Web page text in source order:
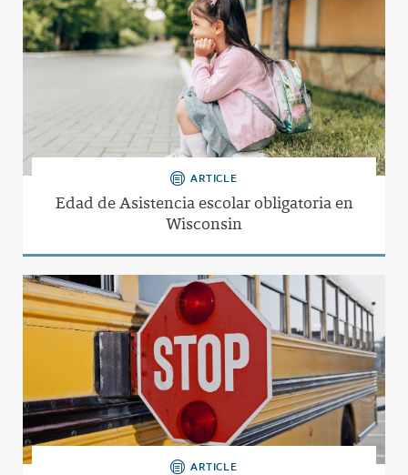
ARTICLE
Edad de Asistencia escolar obligatoria en
Wisconsin
ARTICLE